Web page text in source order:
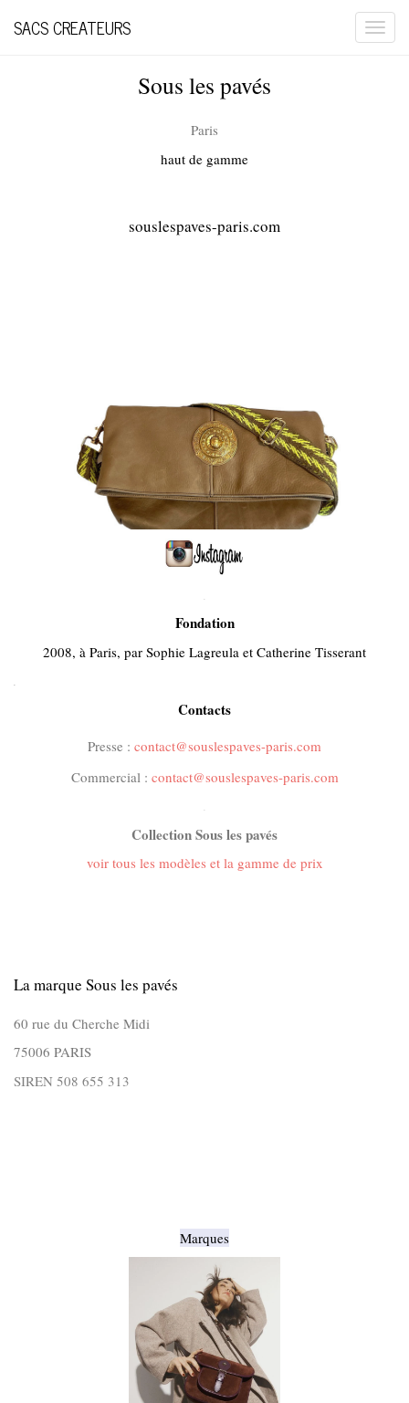
SACS CREATEURS
Sous les pavés
Paris
haut de gamme
souslespaves-paris.com
Fondation
2008, à Paris, par Sophie Lagreula et Catherine Tisserant
.
Contacts
Presse : contact@souslespaves-paris.com
Commercial : contact@souslespaves-paris.com
.
Collection Sous les pavés
voir tous les modèles et la gamme de prix
La marque Sous les pavés
60 rue du Cherche Midi
75006 PARIS
SIREN 508 655 313
Marques